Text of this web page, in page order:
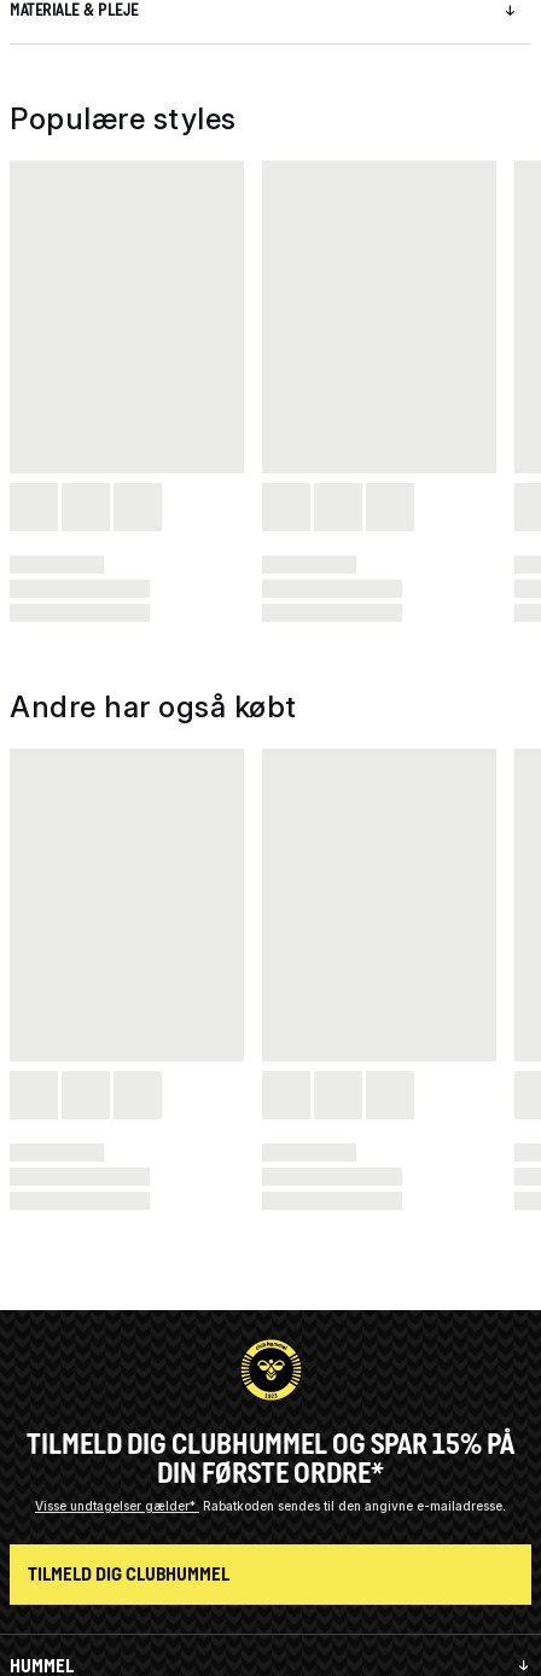
MATERIALE & PLEJE
Populære styles
Andre har også købt
HUMMEL
TILMELD DIG CLUBHUMMEL OG SPAR 15% PÅ
DIN FØRSTE ORDRE*
Visse undtagelser gælder* Rabatkoden sendes til den angivne e-mailadresse.
TILMELD DIG CLUBHUMMEL